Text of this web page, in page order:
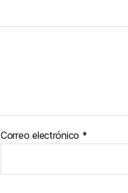
Correo electrónico *